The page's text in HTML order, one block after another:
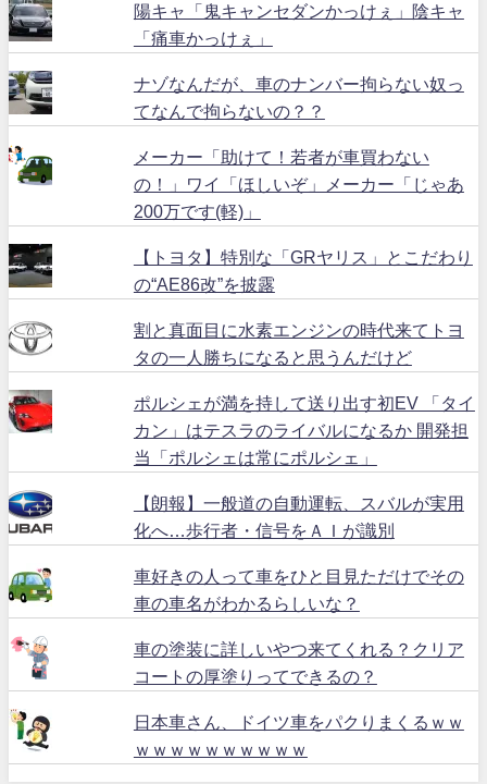
陽キャ「鬼キャンセダンかっけぇ」陰キャ
「痛車かっけぇ」
ナゾなんだが、車のナンバー拘らない奴っ
てなんで拘らないの？？
メーカー「助けて！若者が車買わない
の！」ワイ「ほしいぞ」メーカー「じゃあ
200万です(軽)」
【トヨタ】特別な「GRヤリス」とこだわり
の“AE86改”を披露
割と真面目に水素エンジンの時代来てトヨ
タの一人勝ちになると思うんだけど
ポルシェが満を持して送り出す初EV 「タイ
カン」はテスラのライバルになるか 開発担
当「ポルシェは常にポルシェ」
【朗報】一般道の自動運転、スバルが実用
化へ…歩行者・信号をＡＩが識別
車好きの人って車をひと目見ただけでその
車の車名がわかるらしいな？
車の塗装に詳しいやつ来てくれる？クリア
コートの厚塗りってできるの？
日本車さん、ドイツ車をパクりまくるｗｗ
ｗｗｗｗｗｗｗｗｗｗ